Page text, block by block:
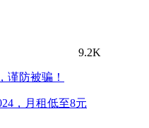
9.2K
谨防被骗！
，月租低至8元